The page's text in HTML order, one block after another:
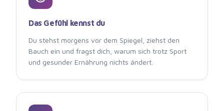
Das Gefühl kennst du
Du stehst morgens vor dem Spiegel, ziehst den
Bauch ein und fragst dich, warum sich trotz Sport
und gesunder Ernährung nichts ändert.